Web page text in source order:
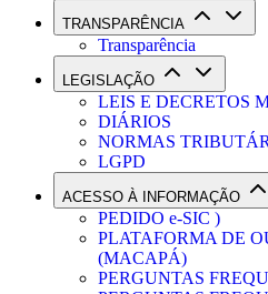
TRANSPARÊNCIA
Transparência
LEGISLAÇÃO
LEIS E DECRETOS
DIÁRIOS
NORMAS
LGPD
ACESSO À INFORMAÇÃO
PEDIDO e-SIC )
PLATAFORMA DE
(MACAPÁ)
PERGUNTAS